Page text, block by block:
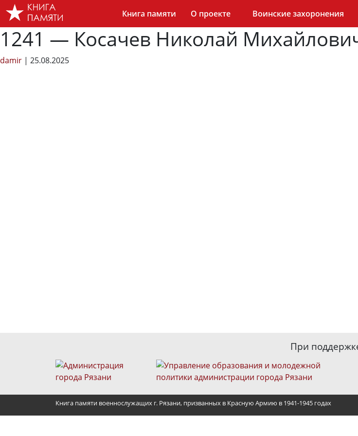
Skip
the
content
Книга памяти О проекте Воинские захоронения
1241 — Косачев Николай
damir | 25.08.2025
При
Книга памяти военнослужащих г. Рязани, призванных в Красную Армию в 1941-1945 годах